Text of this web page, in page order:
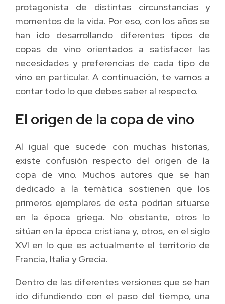
protagonista de distintas circunstancias y
momentos de la vida. Por eso, con los años se
han ido desarrollando diferentes tipos de
copas de vino orientados a satisfacer las
necesidades y preferencias de cada tipo de
vino en particular. A continuación, te vamos a
contar todo lo que debes saber al respecto.
El origen de la copa de vino
Al igual que sucede con muchas historias,
existe confusión respecto del origen de la
copa de vino. Muchos autores que se han
dedicado a la temática sostienen que los
primeros ejemplares de esta podrían situarse
en la época griega. No obstante, otros lo
sitúan en la época cristiana y, otros, en el siglo
XVI en lo que es actualmente el territorio de
Francia, Italia y Grecia.
Dentro de las diferentes versiones que se han
ido difundiendo con el paso del tiempo, una